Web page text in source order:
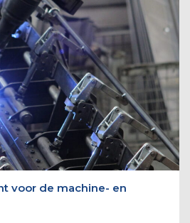
voor de machine- en